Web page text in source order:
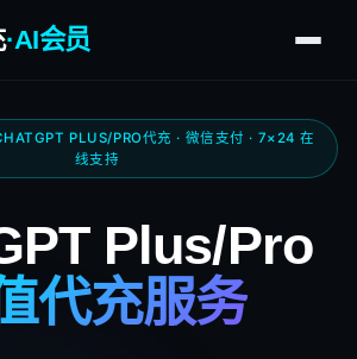
·AI会员
PLUS/PRO代充 · 微信支付 · 7×24 在
线支持
Plus/Pro
代充服务